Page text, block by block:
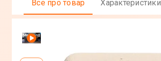
Все про товар Характеристики